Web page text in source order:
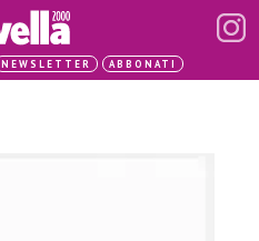
NEWSLETTER ABBONATI